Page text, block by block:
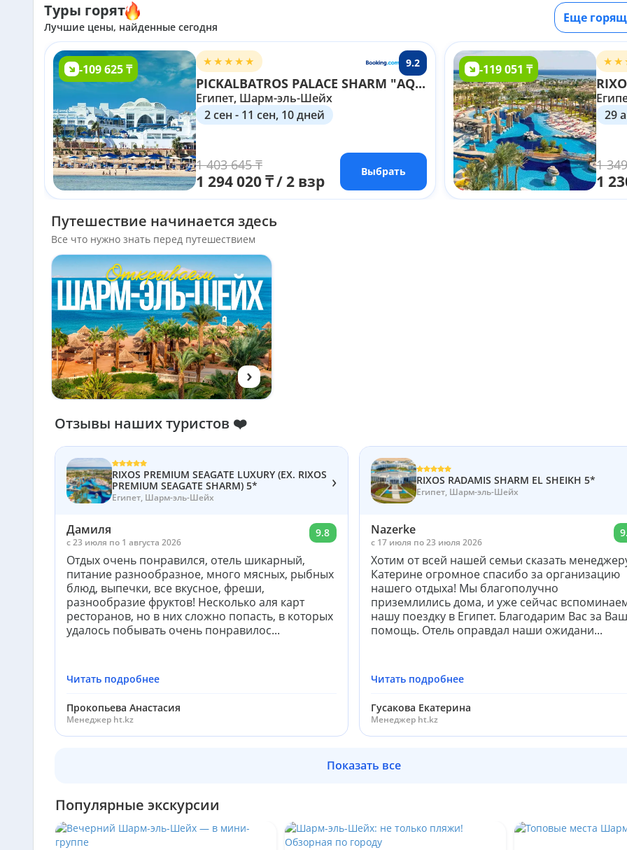
Туры горят
Лучшие цены, найденные сегодня
Еще
-109 625 ₸ 9.2
PICKALBATROS PALACE SHARM "AQUA PARK" (EX. ALBATROS PALACE; GRAND CYRENE) 5*)
Египет, Шарм-эль-Шейх
2 сен - 11 сен, 10 дней
1 403 645 ₸
1 294 020 ₸ / 2 взр
Выбрать
-119 051 ₸
29
1
1
Путешествие начинается здесь
Все что нужно знать перед путешествием
›
Отзывы наших туристов ❤️
RIXOS PREMIUM SEAGATE LUXURY (EX. RIXOS
PREMIUM SEAGATE SHARM) 5*
Египет, Шарм-эль-Шейх
›
Дамиля
c 23 июля по 1 августа 2026
9.8
Отдых очень понравился, отель шикарный,
питание разнообразное, много мясных, рыбных
блюд, выпечки, все вкусное, фреши,
разнообразие фруктов! Несколько аля карт
ресторанов, но в них сложно попасть, в которых
удалось побывать очень понравилос...
Читать подробнее
Прокопьева Анастасия
Менеджер ht.kz
RIXOS RADAMIS SHARM EL SHEIKH 5*
Египет, Шарм-эль-Шейх
Nazerke
c 17 июля по 23 июля 2026
Хотим от всей нашей семьи сказать
Катерине огромное спасибо за организацию
нашего отдыха! Мы благополучно
приземлились дома, и уже сейчас
нашу поездку в Египет. Благодарим Вас за
помощь. Отель оправдал наши ожидани...
Читать подробнее
Гусакова Екатерина
Менеджер ht.kz
Показать все
Популярные экскурсии